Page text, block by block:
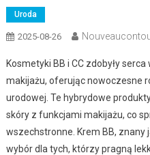
Uroda
2025-08-26
Kosmetyki BB i CC zdobyły
makijażu, oferując nowoczesne
urodowej. Te hybrydowe
skóry z funkcjami makijażu, co
wszechstronne. Krem BB, znany
wybór dla tych, którzy pragną